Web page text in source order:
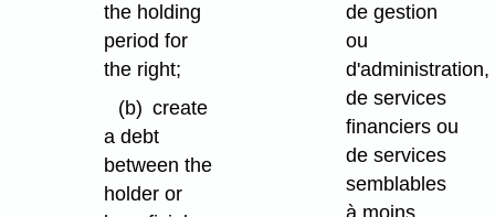
the holding
period for
the right;
(b) create
a debt
between the
holder or
de gestion
ou
d'administration,
de services
financiers ou
de services
semblables